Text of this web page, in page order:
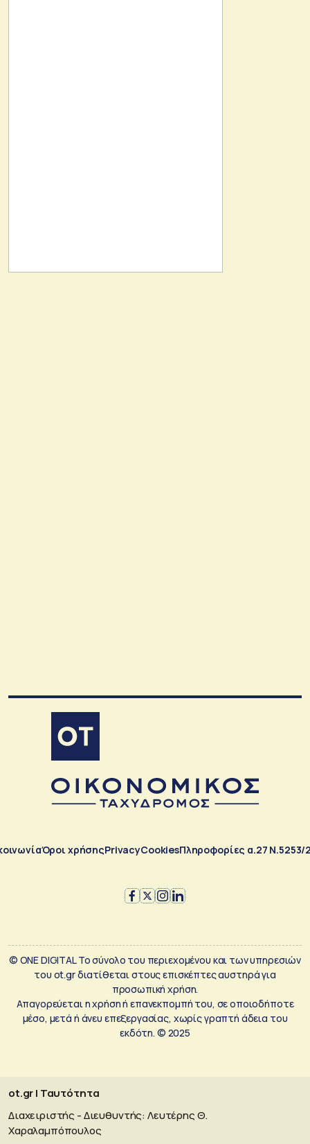
Όροι χρήσηςPrivacyCookiesΠληροφορίες α.27 Ν.5253/
© ONE DIGITAL Το σύνολο του περιεχομένου και των υπηρεσιών
του ot.gr διατίθεται στους επισκέπτες αυστηρά για
προσωπική χρήση.
Απαγορεύεται η χρήση ή επανεκπομπή του, σε οποιοδήποτε
μέσο, μετά ή άνευ επεξεργασίας, χωρίς γραπτή άδεια του
εκδότη. © 2025
ot.gr | Ταυτότητα
Διαχειριστής - Διευθυντής: Λευτέρης Θ.
Χαραλαμπόπουλος